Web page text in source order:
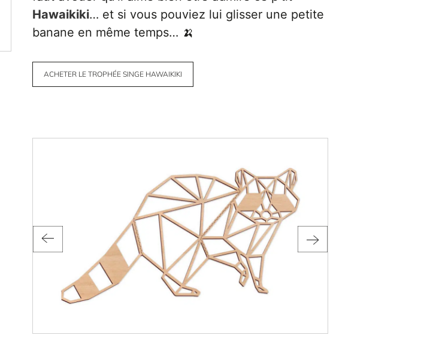
Hawaikiki… et si vous pouviez lui glisser une petite
banane en même temps… 🍌
ACHETER LE TROPHÉE SINGE HAWAIKIKI